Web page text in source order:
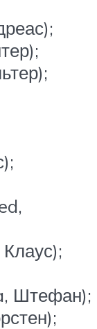
Штефан);